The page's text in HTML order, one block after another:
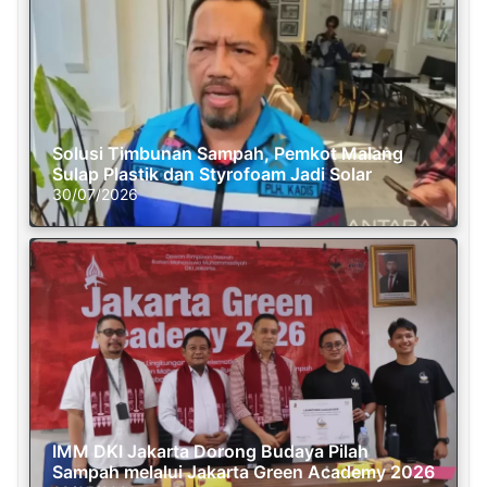
Solusi Timbunan Sampah, Pemkot Malang
Sulap Plastik dan Styrofoam Jadi Solar
30/07/2026
IMM DKI Jakarta Dorong Budaya Pilah
Sampah melalui Jakarta Green Academy 2026